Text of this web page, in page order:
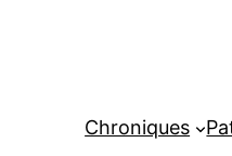
Chroniques